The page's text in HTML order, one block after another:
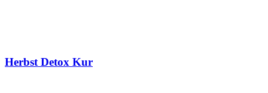
Herbst Detox Kur